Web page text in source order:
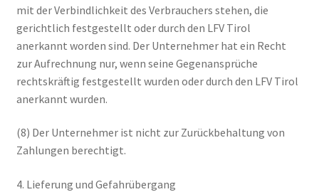
mit der Verbindlichkeit des Verbrauchers stehen, die
gerichtlich festgestellt oder durch den LFV Tirol
anerkannt worden sind. Der Unternehmer hat ein Recht
zur Aufrechnung nur, wenn seine Gegenansprüche
rechtskräftig festgestellt wurden oder durch den LFV Tirol
anerkannt wurden.
(8) Der Unternehmer ist nicht zur Zurückbehaltung von
Zahlungen berechtigt.
4. Lieferung und Gefahrübergang